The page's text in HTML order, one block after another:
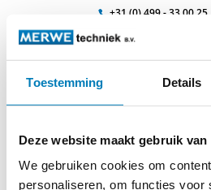
Toestemming Details
Deze website maakt gebruik van
We gebruiken cookies om
personaliseren, om functies voor
+31 (0) 499 - 33 00 25
Veelzijdig in
regenabweiser